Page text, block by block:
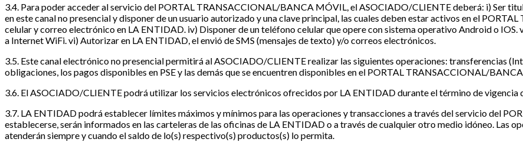
3.4. Para poder acceder al servicio del PORTAL TRANSACCIONAL/BANCA MÓVIL, el ASOCIADO/CLIENTE deberá: i) Ser
en este canal no presencial y disponer de un usuario autorizado y una clave principal, las cuales deben estar activos en el
celular y correo electrónico en LA ENTIDAD. iv) Disponer de un teléfono celular que opere con sistema operativo Android o IOS.
a Internet WiFi. vi) Autorizar en LA ENTIDAD, el envió de SMS (mensajes de texto) y/o correos electrónicos.
3.5. Este canal electrónico no presencial permitirá al ASOCIADO/CLIENTE realizar las siguientes operaciones: transferencias
obligaciones, los pagos disponibles en PSE y las demás que se encuentren disponibles en el PORTAL TRANSACCIONAL/
3.6. El ASOCIADO/CLIENTE podrá utilizar los servicios electrónicos ofrecidos por LA ENTIDAD durante el término de vigencia
3.7. LA ENTIDAD podrá establecer límites máximos y mínimos para las operaciones y transacciones a través del servicio del
establecerse, serán informados en las carteleras de las oficinas de LA ENTIDAD o a través de cualquier otro medio idóneo. Las
atenderán siempre y cuando el saldo de lo(s) respectivo(s) productos(s) lo permita.